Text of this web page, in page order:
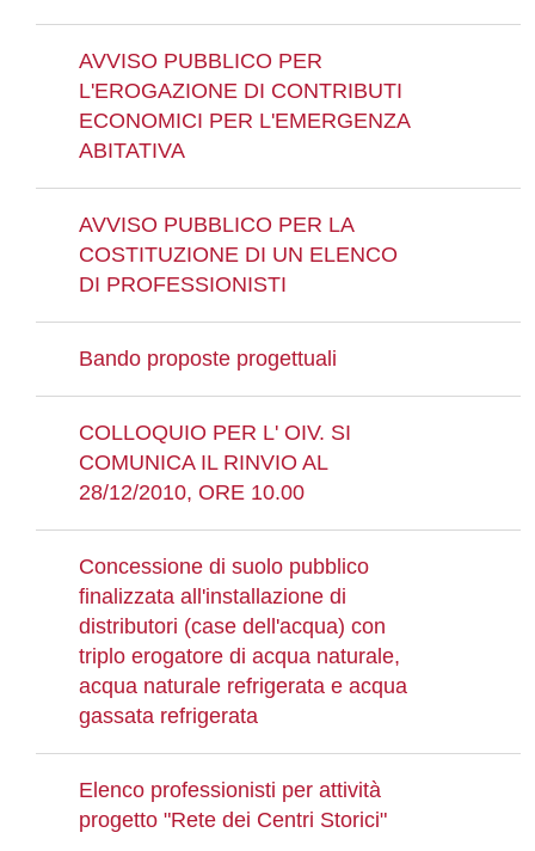
AVVISO PUBBLICO PER
L'EROGAZIONE DI CONTRIBUTI
ECONOMICI PER L'EMERGENZA
ABITATIVA
AVVISO PUBBLICO PER LA
COSTITUZIONE DI UN ELENCO
DI PROFESSIONISTI
Bando proposte progettuali
COLLOQUIO PER L' OIV. SI
COMUNICA IL RINVIO AL
28/12/2010, ORE 10.00
Concessione di suolo pubblico
finalizzata all'installazione di
distributori (case dell'acqua) con
triplo erogatore di acqua naturale,
acqua naturale refrigerata e acqua
gassata refrigerata
Elenco professionisti per attività
progetto "Rete dei Centri Storici"